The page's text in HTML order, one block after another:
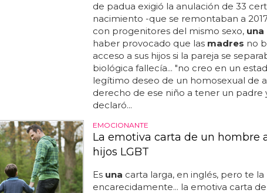
de padua exigió la anulación de 33
nacimiento -que se remontaban a
con progenitores del mismo sexo, una
haber provocado que las madres no
acceso a sus hijos si la pareja se
biológica fallecía... "no creo en un
legítimo deseo de un homosexual de
derecho de ese niño a tener un padre
declaró...
EMOCIONANTE
La emotiva carta de un hombre
hijos LGBT
Es una carta larga, en inglés, pero te
encarecidamente... la emotiva carta